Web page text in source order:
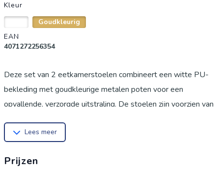
Kleur
Goudkleurig
EAN
4071272256354
Deze set van 2 eetkamerstoelen combineert een witte PU-
bekleding met goudkleurige metalen poten voor een
opvallende, verzorgde uitstraling. De stoelen zijn voorzien van
een water- en krasbestendig oppervlak. Geschikt voor gebruik
kenmerken:
Lees meer
Prijzen